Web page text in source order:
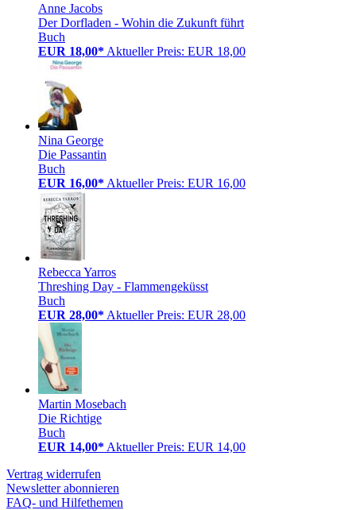
Anne Jacobs
Der Dorfladen - Wohin die Zukunft führt
Buch
EUR 18,00* Aktueller Preis: EUR 18,00
Nina George
Die Passantin
Buch
EUR 16,00* Aktueller Preis: EUR 16,00
Rebecca Yarros
Threshing Day - Flammengeküsst
Buch
EUR 28,00* Aktueller Preis: EUR 28,00
Martin Mosebach
Die Richtige
Buch
EUR 14,00* Aktueller Preis: EUR 14,00
Vertrag widerrufen
Newsletter abonnieren
FAQ- und Hilfethemen